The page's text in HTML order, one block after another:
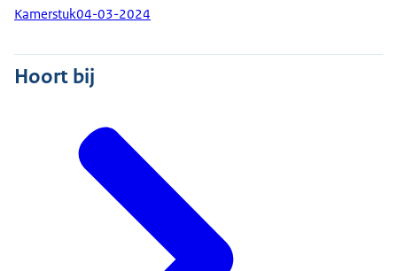
Kamerstuk04-03-2024
Hoort bij